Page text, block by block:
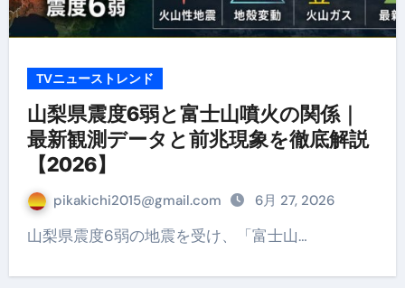
TVニューストレンド
山梨県震度6弱と富士山噴火の関係｜
最新観測データと前兆現象を徹底解説
【2026】
pikakichi2015@gmail.com 6月 27, 2026
山梨県震度6弱の地震を受け、「富士山…